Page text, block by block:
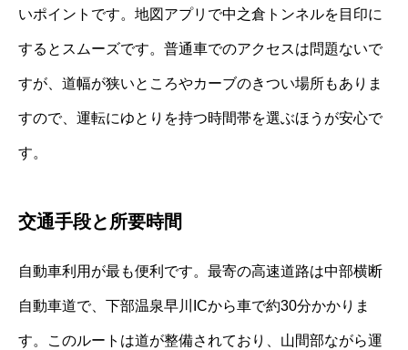
いポイントです。地図アプリで中之倉トンネルを目印に
するとスムーズです。普通車でのアクセスは問題ないで
すが、道幅が狭いところやカーブのきつい場所もありま
すので、運転にゆとりを持つ時間帯を選ぶほうが安心で
す。
交通手段と所要時間
自動車利用が最も便利です。最寄の高速道路は中部横断
自動車道で、下部温泉早川ICから車で約30分かかりま
す。このルートは道が整備されており、山間部ながら運